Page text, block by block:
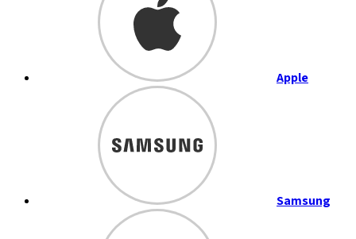
Apple
Samsung